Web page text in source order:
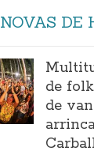
NOVAS DE
de
de